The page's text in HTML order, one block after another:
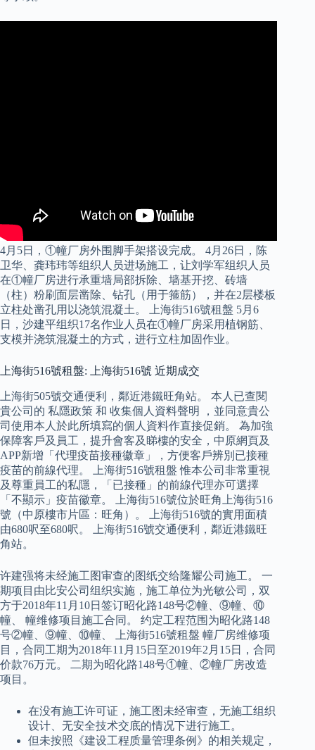
4月5日，①幢厂房外围脚手架搭设完成。 4月26日，陈
卫华、龚玮玮等组织人员进场施工，让刘学军组织人员
在①幢厂房进行承重墙局部拆除、墙基开挖、砖墙
（柱）粉刷面层凿除、钻孔（用于箍筋），并在2层楼板
立柱处凿孔用以浇筑混凝土。 上海街516號租盤 5月6
日，沙建平组织17名作业人员在①幢厂房采用植钢筋、
支模并浇筑混凝土的方式，进行立柱加固作业。
上海街516號租盤: 上海街516號 近期成交
上海街505號交通便利，鄰近港鐵旺角站。 本人已查閱
貴公司的 私隱政策 和 收集個人資料聲明 ，並同意貴公
司使用本人於此所填寫的個人資料作直接促銷。 為加強
保障客戶及員工，提升會客及睇樓的安全，中原網頁及
APP新增「代理疫苗接種徽章」，方便客戶辨別已接種
疫苗的前線代理。 上海街516號租盤 惟本公司非常重視
及尊重員工的私隱，「已接種」的前線代理亦可選擇
「不顯示」疫苗徽章。 上海街516號位於旺角上海街516
號（中原樓市片區：旺角）。 上海街516號的實用面積
由680呎至680呎。 上海街516號交通便利，鄰近港鐵旺
角站。
许建强将未经施工图审查的图纸交给隆耀公司施工。 一
期项目由比安公司组织实施，施工单位为光敏公司，双
方于2018年11月10日签订昭化路148号②幢、⑨幢、⑩
幢、 幢维修项目施工合同。 约定工程范围为昭化路148
号②幢、⑨幢、⑩幢、 上海街516號租盤 幢厂房维修项
目，合同工期为2018年11月15日至2019年2月15日，合同
价款76万元。 二期为昭化路148号①幢、②幢厂房改造
项目。
在没有施工许可证，施工图未经审查，无施工组织
设计、无安全技术交底的情况下进行施工。
但未按照《建设工程质量管理条例》的相关规定，